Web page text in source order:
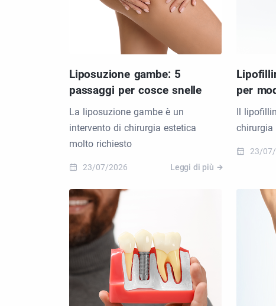
Liposuzione gambe: 5
passaggi per cosce snelle
La liposuzione gambe è un
intervento di chirurgia estetica
molto richiesto
23/07/2026 Leggi di più
per
Il
23/